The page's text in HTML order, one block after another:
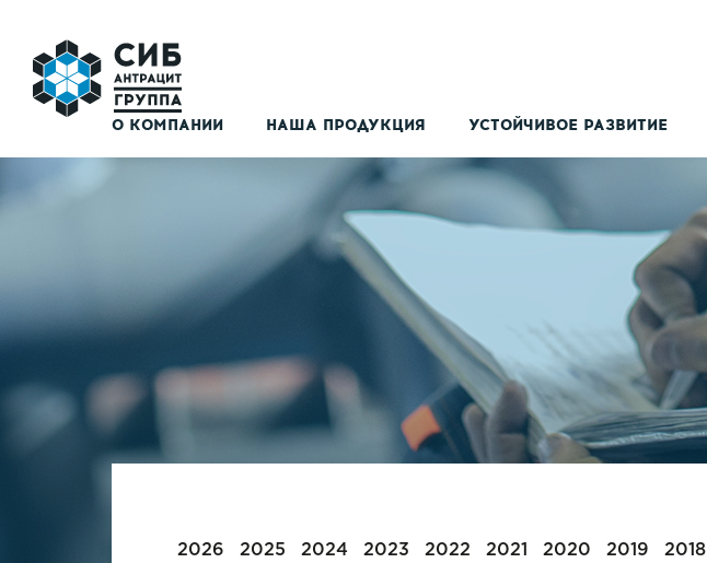
О КОМПАНИИ НАША ПРОДУКЦИЯ УСТОЙЧИВОЕ РАЗВИТИЕ
2026 2025 2024 2023 2022 2021 2020 2019 2018